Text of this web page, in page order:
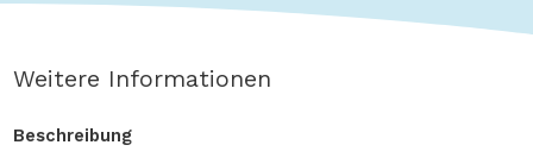
Weitere Informationen
Beschreibung